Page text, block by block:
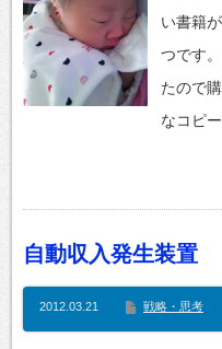
い書籍
つです
たので
なコピ
自動収入発生装置
2012.03.21 戦略・思考